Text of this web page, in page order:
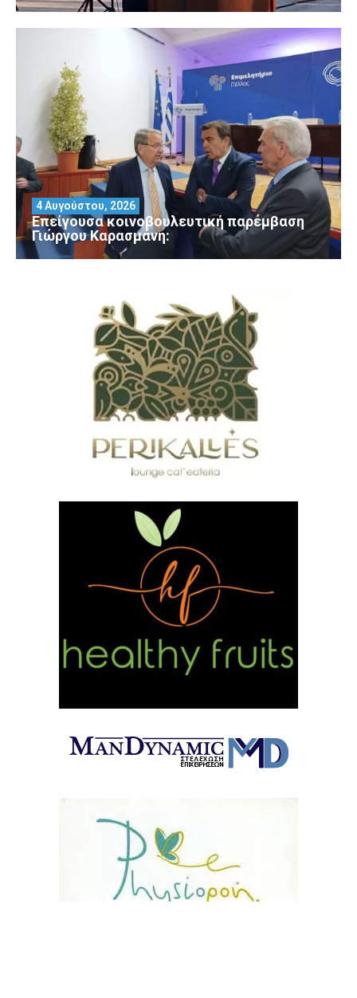
Επείγουσα κοινοβουλευτική παρέμβαση
Γιώργου Καρασμάνη:
4 Αυγούστου, 2026